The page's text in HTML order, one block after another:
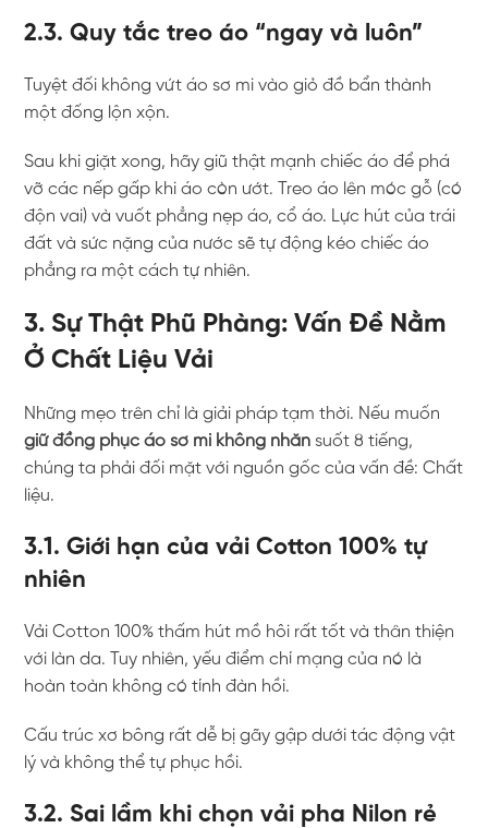
2.3. Quy tắc treo áo “ngay và luôn”
Tuyệt đối không vứt áo sơ mi vào giỏ đồ bẩn thành
một đống lộn xộn.
Sau khi giặt xong, hãy giũ thật mạnh chiếc áo để phá
vỡ các nếp gấp khi áo còn ướt. Treo áo lên móc gỗ (có
độn vai) và vuốt phẳng nẹp áo, cổ áo. Lực hút của trái
đất và sức nặng của nước sẽ tự động kéo chiếc áo
phẳng ra một cách tự nhiên.
3. Sự Thật Phũ Phàng: Vấn Đề Nằm
Ở Chất Liệu Vải
Những mẹo trên chỉ là giải pháp tạm thời. Nếu muốn
giữ đồng phục áo sơ mi không nhăn suốt 8 tiếng,
chúng ta phải đối mặt với nguồn gốc của vấn đề: Chất
liệu.
3.1. Giới hạn của vải Cotton 100% tự
nhiên
Vải Cotton 100% thấm hút mồ hôi rất tốt và thân thiện
với làn da. Tuy nhiên, yếu điểm chí mạng của nó là
hoàn toàn không có tính đàn hồi.
Cấu trúc xơ bông rất dễ bị gãy gập dưới tác động vật
lý và không thể tự phục hồi.
3.2. Sai lầm khi chọn vải pha Nilon rẻ